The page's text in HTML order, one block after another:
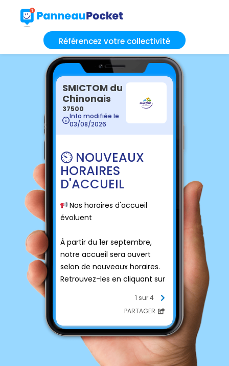
Référencez votre collectivité
SMICTOM du
Chinonais
37500
Info modifiée le
03/08/2026
⏲️ NOUVEAUX
HORAIRES
D'ACCUEIL
📢 Nos horaires d'accueil
évoluent
À partir du 1er septembre,
notre accueil sera ouvert
selon de nouveaux horaires.
Retrouvez-les en cliquant sur
Nous vous remercions de
votre compréhension.
1 sur 4
PARTAGER